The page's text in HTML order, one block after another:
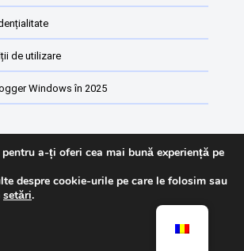
de utilizare
Windows în 2025
a angajaților
Keyturion
a-ți oferi cea mai bună experiență pe
despre cookie-urile pe care le folosim sau
setări.